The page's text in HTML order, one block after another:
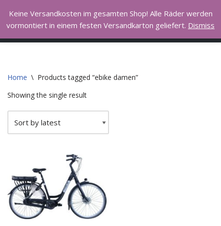
Skip
to
Hall of Bike
I love to ride my bicycle
Home \ Products tagged “ebike damen”
Showing the single result
Keine Versandkosten im gesamten Shop! Alle Räder werden
vormontiert in einem festen Versandkarton geliefert. Dismiss